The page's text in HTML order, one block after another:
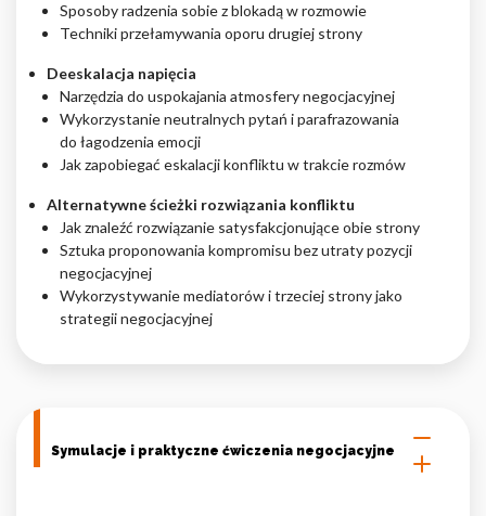
Sposoby radzenia sobie z blokadą w rozmowie
Techniki przełamywania oporu drugiej strony
Deeskalacja napięcia
Narzędzia do uspokajania atmosfery negocjacyjnej
Wykorzystanie neutralnych pytań i parafrazowania
do łagodzenia emocji
Jak zapobiegać eskalacji konfliktu w trakcie rozmów
Alternatywne ścieżki rozwiązania konfliktu
Jak znaleźć rozwiązanie satysfakcjonujące obie strony
Sztuka proponowania kompromisu bez utraty pozycji
negocjacyjnej
Wykorzystywanie mediatorów i trzeciej strony jako
strategii negocjacyjnej
Symulacje i praktyczne ćwiczenia negocjacyjne